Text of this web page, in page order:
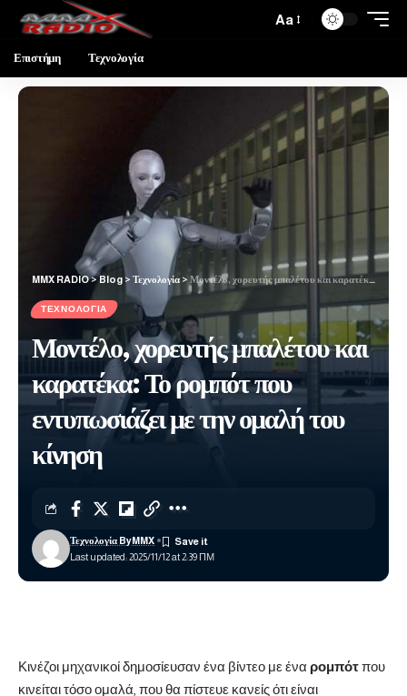
Aa
Επιστήμη Τεχνολογία
MMX RADIO>Blog > Τεχνολογία > Μοντέλο, χορευτής μπαλέτου και καρατέκα: Το ρομπότ που εντυπωσιάζει με την ομαλή του κίνηση
ΤΕΧΝΟΛΟΓΊΑ
Μοντέλο, χορευτής μπαλέτου και
καρατέκα: Το ρομπότ που
εντυπωσιάζει με την ομαλή του
κίνηση
Last updated: 2025/11/12 at 2:39 ΠΜ
Τεχνολογία ByMMX
Κινέζοι μηχανικοί δημοσίευσαν ένα βίντεο με ένα ρομπότπου
κινείται τόσο ομαλά, που θα πίστευε κανείς ότι είναι